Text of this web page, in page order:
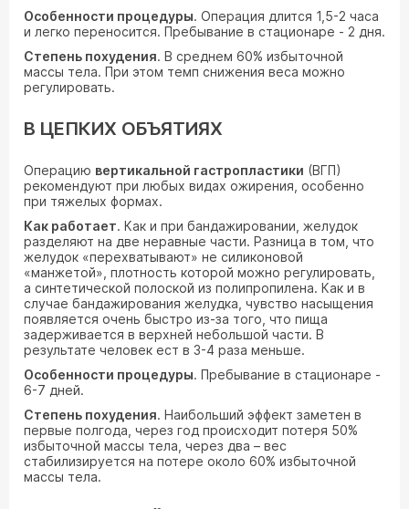
Особенности процедуры. Операция длится 1,5-2 часа
и легко переносится. Пребывание в стационаре - 2 дня.
Степень похудения. В среднем 60% избыточной
массы тела. При этом темп снижения веса можно
регулировать.
В ЦЕПКИХ ОБЪЯТИЯХ
Операцию вертикальной гастропластики (ВГП)
рекомендуют при любых видах ожирения, особенно
при тяжелых формах.
Как работает. Как и при бандажировании, желудок
разделяют на две неравные части. Разница в том, что
желудок «перехватывают» не силиконовой
«манжетой», плотность которой можно регулировать,
а синтетической полоской из полипропилена. Как и в
случае бандажирования желудка, чувство насыщения
появляется очень быстро из-за того, что пища
задерживается в верхней небольшой части. В
результате человек ест в 3-4 раза меньше.
Особенности процедуры. Пребывание в стационаре -
6-7 дней.
Степень похудения. Наибольший эффект заметен в
первые полгода, через год происходит потеря 50%
избыточной массы тела, через два – вес
стабилизируется на потере около 60% избыточной
массы тела.